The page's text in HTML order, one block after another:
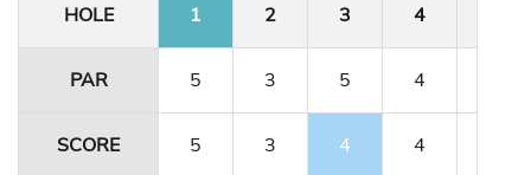
HOLE
1 2 3 4
PAR 5 3 5 4
SCORE 5 3 4 4